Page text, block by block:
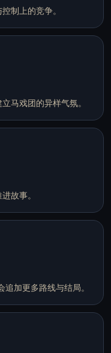
制上的竞争。
马戏团的异样气氛。
故事。
追加更多路线与结局。